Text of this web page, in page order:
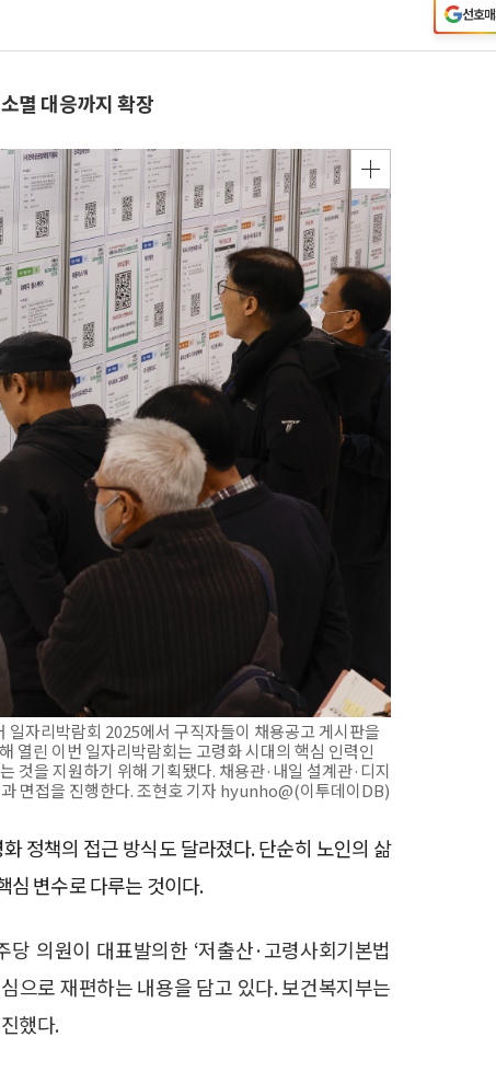
선호
멸 대응까지 확장
자리박람회 2025에서 구직자들이 채용공고 게시판을
열린 이번 일자리박람회는 고령화 시대의 핵심 인력인
것을 지원하기 위해 기획됐다. 채용관·내일 설계관·디지
면접을 진행한다. 조현호 기자 hyunho@(이투데이DB)
정책의 접근 방식도 달라졌다. 단순히 노인의 삶
심 변수로 다루는 것이다.
의원이 대표발의한 ‘저출산·고령사회기본법
으로 재편하는 내용을 담고 있다. 보건복지부는
했다.